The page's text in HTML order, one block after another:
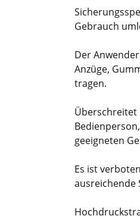
Gebrauch
Der
Anzüge,
tragen.
Überschreitet
geeigneten
Es ist
ausreichende